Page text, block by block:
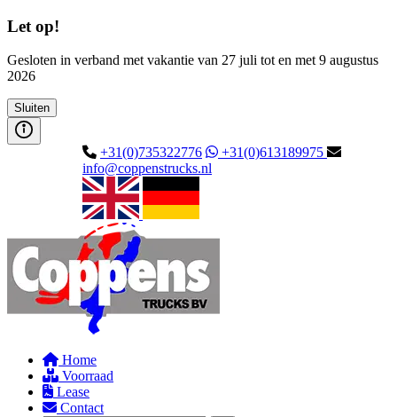
Let op!
Gesloten in verband met vakantie van 27 juli tot en met 9 augustus
2026
Sluiten
+31(0)735322776
+31(0)613189975
info@coppenstrucks.nl
Home
Voorraad
Lease
Contact